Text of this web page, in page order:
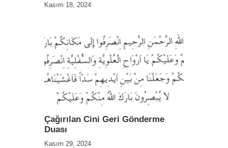
Kasım 18, 2024
Çağırılan Cini Geri Gönderme
Duası
Kasım 29, 2024